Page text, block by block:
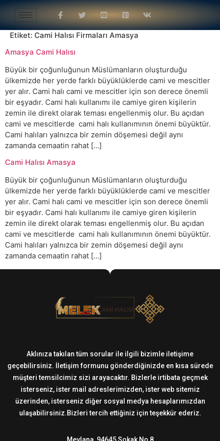
Etiket: Cami Halısı Firmaları Amasya
Amasya Cami Halısı
Büyük bir çoğunluğunun Müslümanların oluşturduğu
ülkemizde her yerde farklı büyüklüklerde cami ve mescitler
yer alır. Cami halı cami ve mescitler için son derece önemli
bir eşyadır. Cami halı kullanımı ile camiye giren kişilerin
zemin ile direkt olarak teması engellenmiş olur. Bu açıdan
cami ve mescitlerde cami halı kullanımının önemi büyüktür.
Cami halıları yalnızca bir zemin döşemesi değil aynı
zamanda cemaatin rahat […]
Cami Halısı Amasya
Büyük bir çoğunluğunun Müslümanların oluşturduğu
ülkemizde her yerde farklı büyüklüklerde cami ve mescitler
yer alır. Cami halı cami ve mescitler için son derece önemli
bir eşyadır. Cami halı kullanımı ile camiye giren kişilerin
zemin ile direkt olarak teması engellenmiş olur. Bu açıdan
cami ve mescitlerde cami halı kullanımının önemi büyüktür.
Cami halıları yalnızca bir zemin döşemesi değil aynı
zamanda cemaatin rahat […]
Aklınıza takılan tüm sorular ile ilgili bizimle iletişime
geçebilirsiniz. İletişim formunu gönderdiğinizde en kısa sürede
müşteri temsilcimiz sizi arayacaktır. Bizlerle irtibata geçmek
isterseniz, ister mail adreslerimizden, ister web sitemiz
üzerinden, isterseniz diğer sosyal medya hesaplarımızdan
ulaşabilirsiniz.Bizleri tercih ettiğiniz için teşekkür ederiz.